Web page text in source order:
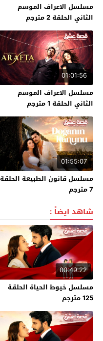
مسلسل الاعراف الموسم
الثاني الحلقة 2 مترجم
01:01:56
مسلسل الاعراف الموسم
الثاني الحلقة 1 مترجم
01:55:07
مسلسل قانون الطبيعة الحلقة
7 مترجم
شاهد ايضاً :
00:49:22
مسلسل خيوط الحياة الحلقة
125 مترجم